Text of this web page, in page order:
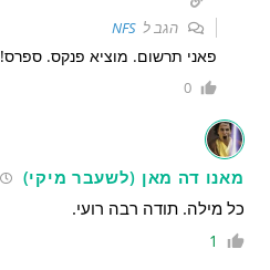
הגב לNFS
פאני תרשום. מוציא פנקס. ספרס!
0
מאנו דה מאן (לשעבר מיקי)
כל מילה. תודה רבה רועי.
1